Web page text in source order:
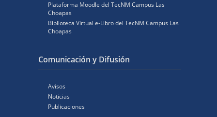
Plataforma Moodle del TecNM Campus Las
Choapas
Biblioteca Virtual e-Libro del TecNM Campus Las
Choapas
Comunicación y Difusión
Avisos
Noticias
Publicaciones